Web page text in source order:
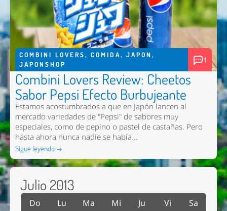
COMBINI LOVERS, COMIDA, JAPON ,
JAPONSHOP
1
Combini Lovers Review: Cheetos
Sabor Pepsi Efecto Burbujeante
Estamos acostumbrados a que en Japón lancen al
mercado variedades de "Pepsi" de sabores muy
especiales, como de pepino o pastel de castañas. Pero
hasta ahora nunca nadie se había...
Sigue leyendo →
Julio 2013
Do Lu Ma Mi Ju Vi
Sa